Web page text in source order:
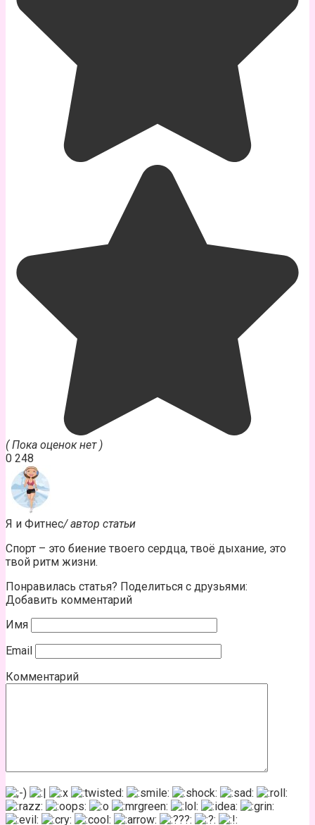
( Пока оценок нет )
0 248
Я и Фитнес/ автор статьи
Спорт – это биение твоего сердца, твоё дыхание, это
твой ритм жизни.
Понравилась статья? Поделиться с друзьями:
Добавить комментарий
Имя
Email
Комментарий